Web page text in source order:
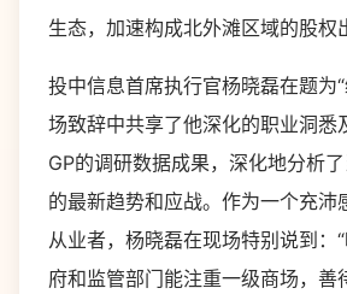
生态，加速构成北外滩区域的股权
投中信息首席执行官杨晓磊在题为
场致辞中共享了他深化的职业洞悉
GP的调研数据成果，深化地分析
的最新趋势和应战。作为一个充沛
从业者，杨晓磊在现场特别说到：
府和监管部门能注重一级商场，善